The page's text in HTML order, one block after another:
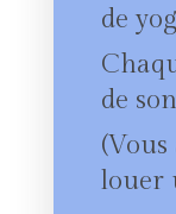
de
de
louer